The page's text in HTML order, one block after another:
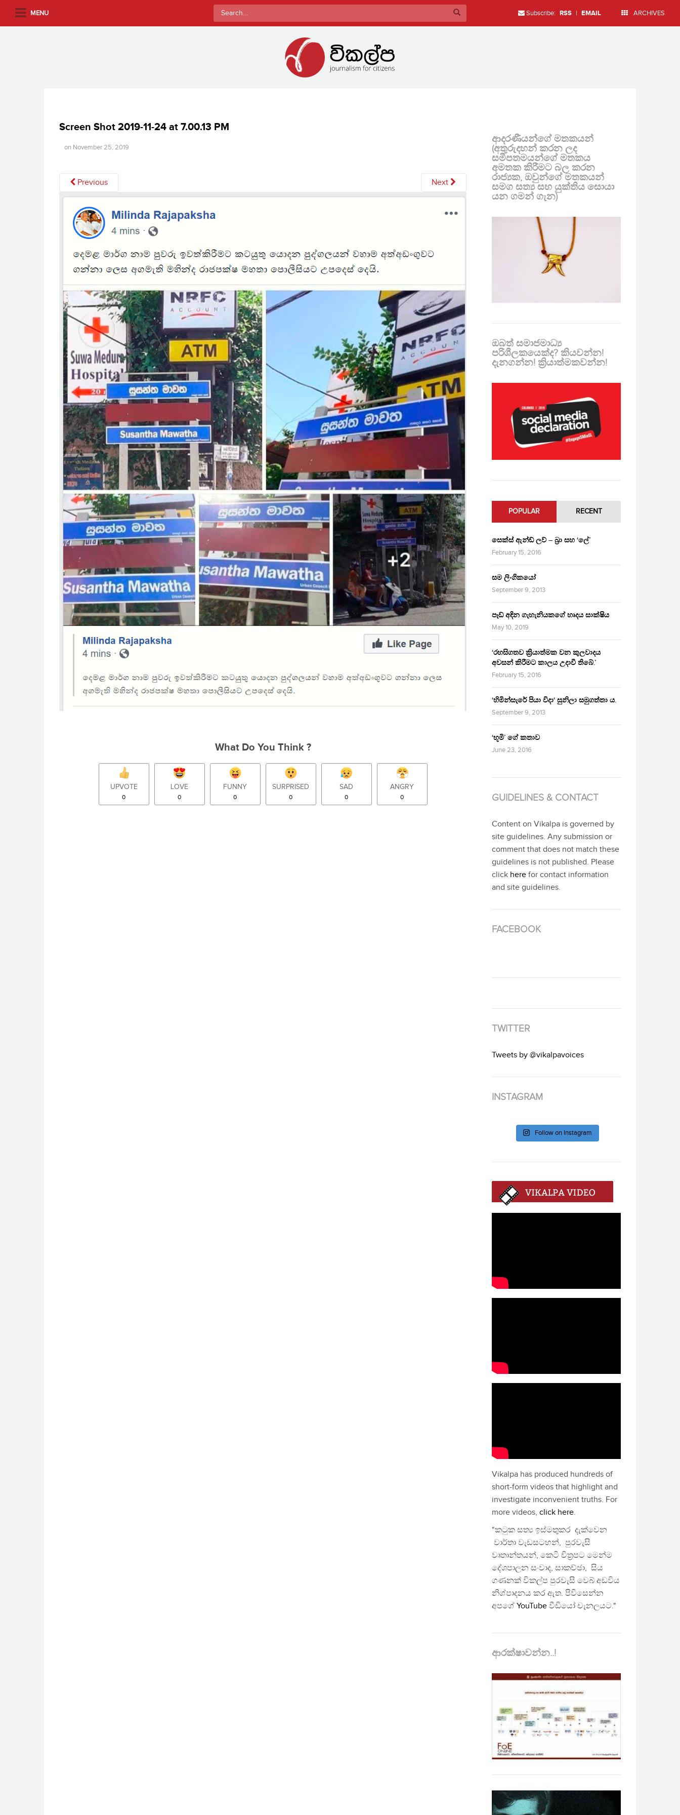
MENU
Search
for:
Subscribe: RSS | EMAIL ARCHIVES
Screen Shot 2019-11-24 at 7.00.13 PM
on November 25, 2019
Previous Next
What Do You Think ?
UPVOTE
0
LOVE
0
FUNNY
0
SURPRISED
0
SAD
0
ANGRY
0
ආදරණීයන්ගේ මතකයන්
(අතුරුදහන් කරන ලද
සමීපතමයන්ගේ මතකය
අමතක කිරීමට බල කරන
රාජ්‍යක, ඔවුන්ගේ මතකයන්
සමග සත්‍ය සහ යුක්තිය සොයා
යන ගමන් ගැන)
ඔබත් සමාජමාධ්‍ය
පරිශීලකයෙක්ද? කියවන්න!
දැනගන්න! ක්‍රියාත්මකවන්න!
POPULAR RECENT
සෙක්ස් ඇන්ඩ් ලව් – බ්‍රා සහ ‘ලේ’
February 15, 2016
සම ලිංගිකයෝ
September 9, 2013
පෑඩ් අඳින ගැහැනියකගේ හෘදය සාක්ෂිය
May 10, 2019
‘රහසිගතව ක්‍රියාත්මක වන කුලවාදය
අවසන් කිරීමට කාලය උදාවී තිබේ.’
February 15, 2016
‘හිමින්සැරේ පියා විදා‘ සුනිලා සමුගත්තා ය.
September 9, 2013
‘භූමි’ ගේ කතාව
June 23, 2016
GUIDELINES & CONTACT
Content on Vikalpa is governed by
site guidelines. Any submission or
comment that does not match these
guidelines is not published. Please
click here for contact information
and site guidelines.
FACEBOOK
TWITTER
Tweets by @vikalpavoices
INSTAGRAM
Follow on Instagram
Vikalpa has produced hundreds of
short-form videos that highlight and
investigate inconvenient truths. For
more videos, click here.
"කටුක සත්‍ය ඉස්මතුකර දැක්වෙන
වාර්තා වැඩසටහන්, පුරවැසි
වෘතාන්තයන්, කෙටි චිත්‍රපට මෙන්ම
දේශපාලන සංවාද, සාකච්ඡා, සිය
ගණනක් විකල්ප පුරවැසි වෙබ් අඩවිය
නිශ්පාදනය කර ඇත. පිවිසෙන්න
අපගේ YouTube වීඩියෝ චැනලයට."
ආරක්ෂාවන්න..!